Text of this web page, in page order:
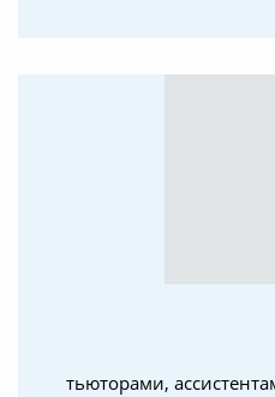
тьюторами,